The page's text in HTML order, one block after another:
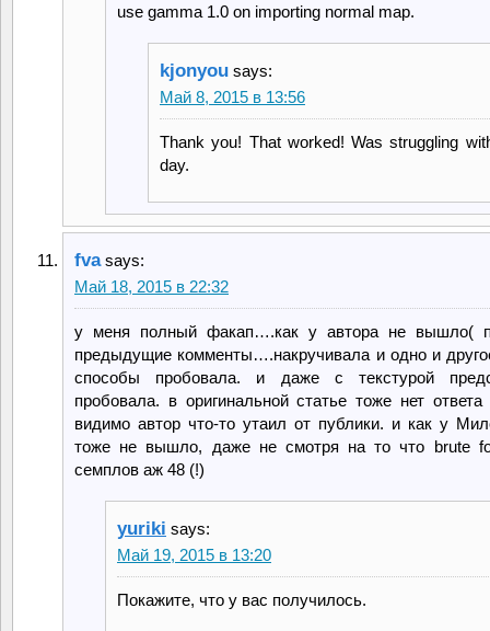
use gamma 1.0 on importing normal map.
kjonyou says:
Май 8, 2015 в 13:56
Thank you! That worked! Was struggling
day.
fva says:
Май 18, 2015 в 22:32
у меня полный факап….как у автора не вышло(
предыдущие комменты….накручивала и одно и
способы пробовала. и даже с текстурой
пробовала. в оригинальной статье тоже нет
видимо автор что-то утаил от публики. и как у
тоже не вышло, даже не смотря на то что brute
семплов аж 48 (!)
yuriki says:
Май 19, 2015 в 13:20
Покажите, что у вас получилось.